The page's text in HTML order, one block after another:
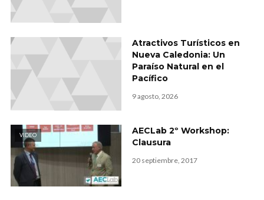
Atractivos Turísticos en
Nueva Caledonia: Un
Paraíso Natural en el
Pacífico
9 agosto, 2026
VIDEO
AECLab 2º Workshop:
Clausura
20 septiembre, 2017